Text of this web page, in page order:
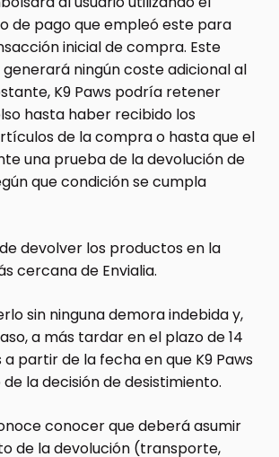
de pago que empleó este para
inicial de compra. Este
ningún coste adicional al
K9 Paws podría retener
hasta haber recibido los
de la compra o hasta que el
una prueba de la devolución de
que condición se cumpla
devolver los productos en la
cercana de Envialia.
sin ninguna demora indebida y,
a más tardar en el plazo de 14
partir de la fecha en que K9 Paws
la decisión de desistimiento.
conocer que deberá asumir
de la devolución (transporte,